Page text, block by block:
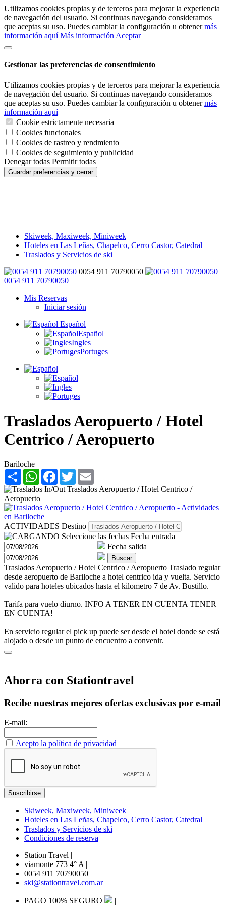
Utilizamos cookies propias y de terceros para mejorar la experiencia
de navegación del usuario. Si continuas navegando consideramos
que aceptas su uso. Puedes cambiar la configuración u obtenermás
información aquí Más información Aceptar
Gestionar las preferencias de consentimiento
Utilizamos cookies propias y de terceros para mejorar la experiencia
de navegación del usuario. Si continuas navegando consideramos
que aceptas su uso. Puedes cambiar la configuración u obtenermás
información aquí
Cookie estrictamente necesaria
Cookies funcionales
Cookies de rastreo y rendmiento
Cookies de seguimiento y publicidad
Denegar todas Permitir todas
Guardar preferencias y cerrar
Skiweek, Maxiweek, Miniweek
Hoteles en Las Leñas, Chapelco, Cerro Castor, Catedral
Traslados y Servicios de ski
0054 911 70790050
0054 911 70790050
Mis Reservas
Iniciar sesión
Español
Español
Ingles
Portuges
Traslados Aeropuerto / Hotel
Centrico / Aeropuerto
Bariloche
Share WhatsAppFacebook
Twitter
ACTIVIDADES Destino
Seleccione las fechas Fecha entrada
Fecha salida
Buscar
Traslados Aeropuerto / Hotel Centrico / Aeropuerto Traslado regular
desde aeropuerto de Bariloche a hotel centrico ida y vuelta. Servicio
valido para hoteles ubicados hasta el kilometro 7 de Av. Bustillo.
Tarifa para vuelo diurno. INFO A TENER EN CUENTA TENER
EN CUENTA!
En servicio regular el pick up puede ser desde el hotel donde se está
alojado o desde un punto de encuentro a convenir.
Ahorra con Stationtravel
Recibe nuestras mejores ofertas exclusivas por e-mail
E-mail:
Acepto la política de privacidad
Skiweek, Maxiweek, Miniweek
Hoteles en Las Leñas, Chapelco, Cerro Castor, Catedral
Traslados y Servicios de ski
Condiciones de reserva
Station Travel |
viamonte 773 4° A |
0054 911 70790050 |
ski@stationtravel.com.ar
PAGO 100% SEGURO
|